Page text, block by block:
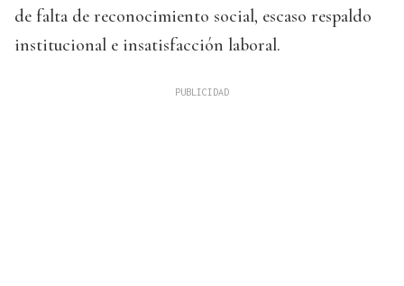
de falta de reconocimiento social, escaso respaldo
institucional e insatisfacción laboral.